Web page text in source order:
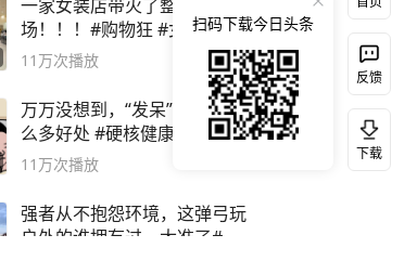
一家女装店带火了整个市
场！！！#购物狂 #女装店 #
高品质女装
11万次播放
万万没想到，“发呆”居然有这
么多好处 #硬核健康科普行动
11万次播放
强者从不抱怨环境，这弹弓玩
户外的谁拥有过，太准了#弹
反馈
下载
扫码下载今日头条